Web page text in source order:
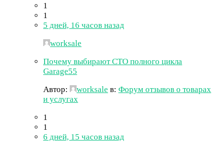
1
1
5 дней, 16 часов назад
worksale
Почему выбирают СТО полного цикла
Garage55
Автор:
worksale в: Форум отзывов о товарах
и услугах
1
1
6 дней, 15 часов назад